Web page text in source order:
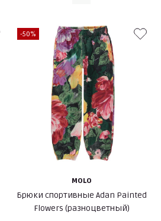
-50%
MOLO
Брюки спортивные Adan Painted
Flowers (разноцветный)